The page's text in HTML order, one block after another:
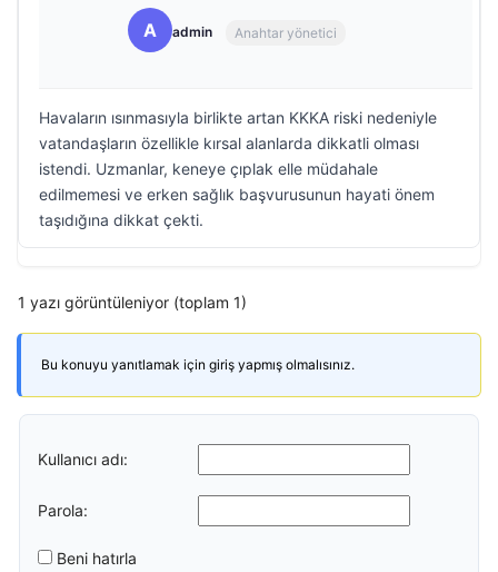
A admin Anahtar yönetici
Havaların ısınmasıyla birlikte artan KKKA riski nedeniyle
vatandaşların özellikle kırsal alanlarda dikkatli olması
istendi. Uzmanlar, keneye çıplak elle müdahale
edilmemesi ve erken sağlık başvurusunun hayati önem
taşıdığına dikkat çekti.
1 yazı görüntüleniyor (toplam 1)
Bu konuyu yanıtlamak için giriş yapmış olmalısınız.
Kullanıcı adı:
Parola:
Beni hatırla